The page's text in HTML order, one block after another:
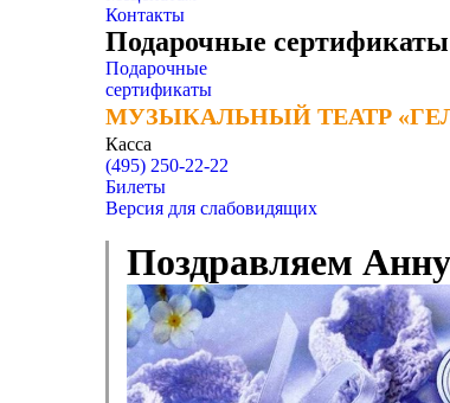
Контакты
Подарочные сертификаты
Подарочные
сертификаты
МУЗЫКАЛЬНЫЙ ТЕАТР
МУЗЫКАЛЬНЫЙ ТЕАТР
Касса
(495) 250-22-22
Билеты
Версия для слабовидящих
Поздравляем